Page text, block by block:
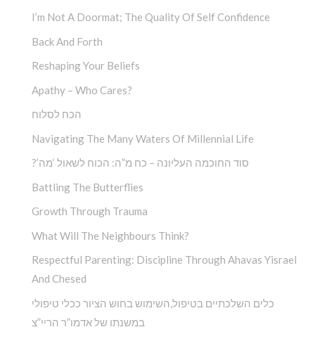
I’m Not A Doormat; The Quality Of Self Confidence
Back And Forth
Reshaping Your Beliefs
Apathy – Who Cares?
הכח לסלוח
Navigating The Many Waters Of Millennial Life
?’סוד החוכמה העליונה – כח מ”ה: הכוח לשאול ‘מה
Battling The Butterflies
Growth Through Trauma
What Will The Neighbours Think?
Respectful Parenting: Discipline Through Ahavas Yisrael
And Chesed
כלים השלכתיים בטיפול,השימוש בחוש הציור ככלי טיפולי
במשנתו של אדמו”ר הריי”צ